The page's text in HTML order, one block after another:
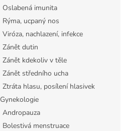
Oslabená imunita
Rýma, ucpaný nos
Viróza, nachlazení, infekce
Zánět dutin
Zánět kdekoliv v těle
Zánět středního ucha
Ztráta hlasu, posílení hlasivek
Gynekologie
Andropauza
Bolestivá menstruace